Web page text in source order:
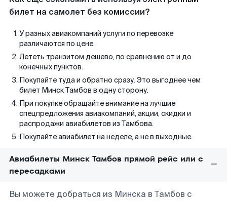
билет на самолет без комиссии?
У разных авиакомпаний услуги по перевозке
различаются по цене.
Лететь транзитом дешево, по сравнению от и до
конечных пунктов.
Покупайте туда и обратно сразу. Это выгоднее чем
билет Минск Тамбов в одну сторону.
При покупке обращайте внимание на лучшие
спецпредложения авиакомпаний, акции, скидки и
распродажи авиабилетов из Тамбова.
Покупайте авиабилет на неделе, а не в выходные.
Авиабилеты Минск Тамбов прямой рейс или с
пересадками
Вы можете добраться из Минска в Тамбов с